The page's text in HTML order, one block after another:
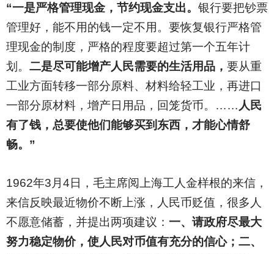
“一是严格管理现金，节约现金支出。 银行要把钞票
管理好，能不用的钱一定不用。要恢复银行严格管
理现金的制度，严格的程度要超过第一个五年计
划。 二是尽可能增产人民需要的生活用品， 要从重
工业方面转移一部分原料、材料给轻工业，再进口
一部分原材料，增产日用品，回笼货币。…… 人民
有了钱，总要使他们能够买到东西，才能心情舒
畅。”
1962年3月4日，毛主席阅上海工人金样根的来信，
来信反映最近物价不断上涨，人民币贬值，很多人
不愿意储蓄，并提出两项建议： 一、请政府尽最大
努力稳定物价，使人民对币值有充分的信心；二、